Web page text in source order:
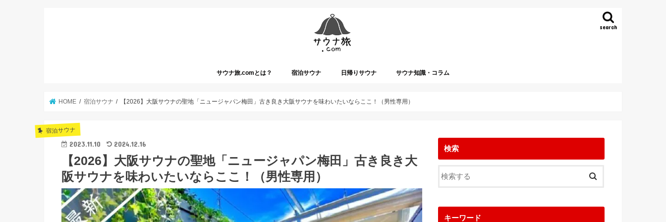
search
サウナ旅.comとは？ 宿泊サウナ 日帰りサウナ サウナ知識・コラム
HOME 宿泊サウナ 【2026】大阪サウナの聖地「ニュージャパン梅田」古き良き大阪サウナを味わいたいならここ！（男性専用）
宿泊サウナ
2023.11.10 2024.12.16
【2026】大阪サウナの聖地「ニュージャパン梅田」古き良き大
阪サウナを味わいたいならここ！（男性専用）
検索
キーワード